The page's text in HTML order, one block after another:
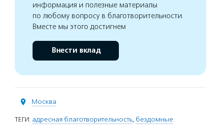
информация и полезные материалы
по любому вопросу в благотворительности.
Вместе мы этого достигнем
Внести вклад
Москва
ТЕГИ: адресная благотворительность, бездомные